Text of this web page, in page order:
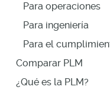
Para operaciones
Para ingeniería
Para el
Comparar PLM
¿Qué es la PLM?